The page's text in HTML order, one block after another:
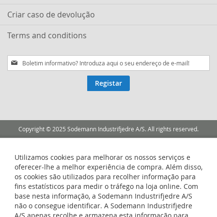
Criar caso de devolução
Terms and conditions
Subscreva
a
Registar
Copyright © 2025 Sodemann Industrifjedre A/S. All rights reserved.
Utilizamos cookies para melhorar os nossos serviços e
oferecer-lhe a melhor experiência de compra. Além disso,
os cookies são utilizados para recolher informação para
fins estatísticos para medir o tráfego na loja online. Com
base nesta informação, a Sodemann Industrifjedre A/S
não o consegue identificar. A Sodemann Industrifjedre